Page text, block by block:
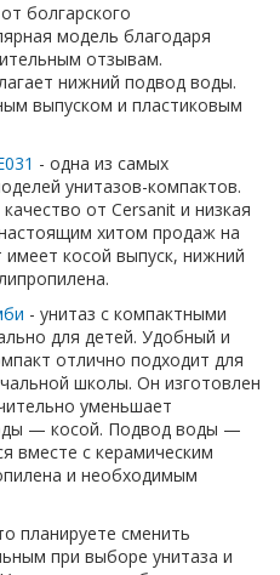
от болгарского
модель благодаря
отзывам.
нижний подвод воды.
выпуском и пластиковым
- одна из самых
унитазов-компактов.
от Cersanit и низкая
хитом продаж на
косой выпуск, нижний
- унитаз с компактными
для детей. Удобный и
отлично подходит для
школы. Он изготовлен
уменьшает
— косой. Подвод воды —
вместе с керамическим
и необходимым
планируете сменить
при выборе унитаза и